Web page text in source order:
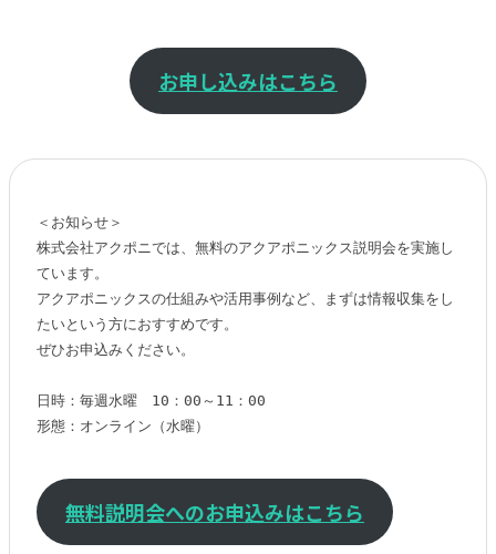
お申し込みはこちら
＜お知らせ＞
株式会社アクポニでは、無料のアクアポニックス説明会を実施し
ています。
アクアポニックスの仕組みや活用事例など、まずは情報収集をし
たいという方におすすめです。
ぜひお申込みください。
日時：毎週水曜　10：00～11：00
形態：オンライン（水曜）
無料説明会へのお申込みはこちら